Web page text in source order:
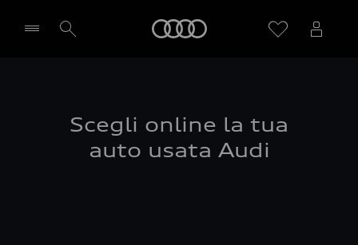
Scegli online la tua
auto usata Audi